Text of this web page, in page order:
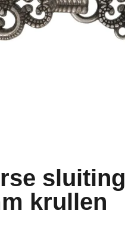
sluiting
krullen